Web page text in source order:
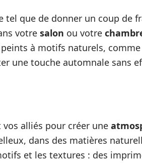
tel que de donner un coup de
votre salon ou votre
à motifs naturels,
une touche automnale sans
alliés pour créer une
dans des matières
et les textures : des